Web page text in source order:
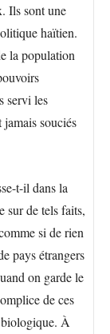
Ils sont une
haïtien.
la population
servi les
souciés
t-il dans la
sur de tels faits,
si de rien
pays étrangers
on garde le
de ces
À